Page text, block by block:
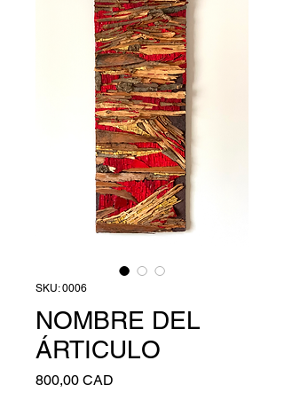
SKU: 0006
NOMBRE DEL
ÁRTICULO
800,00 CAD